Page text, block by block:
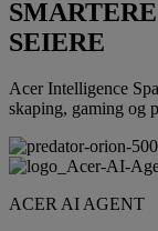
SEIERE
Acer Intelligence
skaping, gaming og
ACER AI AGENT